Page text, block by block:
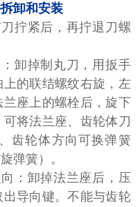
卸和安装
拧紧后，再拧退刀螺
卸掉制丸刀，用扳手
的联结螺纹右旋，左
座上的螺栓后，旋下
将法兰座、齿轮体刀
齿轮体方向可换弹簧
弹簧）。
：卸掉法兰座后，压
导向键。不能与齿轮